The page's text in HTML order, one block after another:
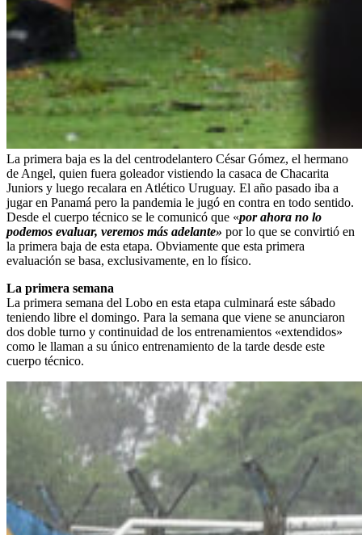
La primera baja es la del centrodelantero César Gómez, el hermano
de Angel, quien fuera goleador vistiendo la casaca de Chacarita
Juniors y luego recalara en Atlético Uruguay. El año pasado iba a
jugar en Panamá pero la pandemia le jugó en contra en todo sentido.
Desde el cuerpo técnico se le comunicó que «por ahora no lo
podemos evaluar, veremos más adelante» por lo que se convirtió en
la primera baja de esta etapa. Obviamente que esta primera
evaluación se basa, exclusivamente, en lo físico.
La primera semana
La primera semana del Lobo en esta etapa culminará este sábado
teniendo libre el domingo. Para la semana que viene se anunciaron
dos doble turno y continuidad de los entrenamientos «extendidos»
como le llaman a su único entrenamiento de la tarde desde este
cuerpo técnico.